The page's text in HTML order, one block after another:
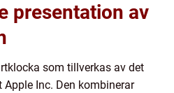
presentation av
som tillverkas av det
Inc. Den kombinerar